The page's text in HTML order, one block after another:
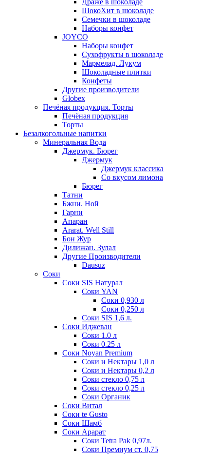
Драже в шоколаде
ШокоХит в шоколаде
Семечки в шоколаде
Наборы конфет
JOYCO
Наборы конфет
Сухофрукты в шоколаде
Мармелад. Лукум
Шоколадные плитки
Конфеты
Другие производители
Globex
Печёная продукция. Торты
Печёная продукция
Торты
Безалкогольные напитки
Минеральная Вода
Джермук. Бюрег
Джермук
Джермук классика
Со вкусом лимона
Бюрег
Татни
Бжни. Ной
Гарни
Апаран
Ararat. Well Still
Бон Жур
Дилижан. Зулал
Другие Производители
Dausuz
Соки
Соки SIS Натурал
Соки YAN
Соки 0,930 л
Соки 0,250 л
Соки SIS 1,6 л.
Соки Иджеван
Соки 1.0 л
Соки 0.25 л
Соки Noyan Premium
Соки и Нектары 1,0 л
Соки и Нектары 0,2 л
Соки стекло 0,75 л
Соки стекло 0,25 л
Соки Органик
Соки Витал
Соки te Gusto
Соки Шамб
Соки Арарат
Соки Tetra Pak 0,97л.
Соки Премиум ст. 0,75